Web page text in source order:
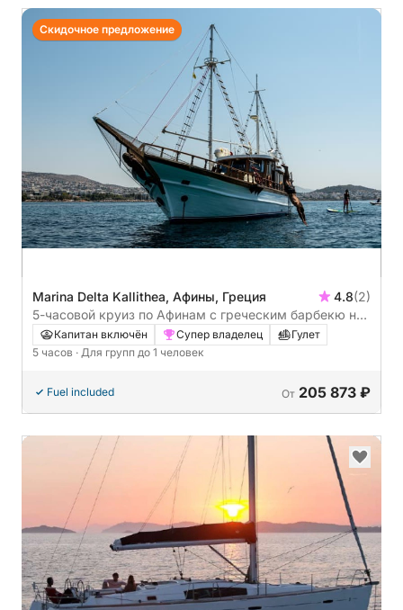
Marina Delta Kallithea, Афины, Греция 4.8(2)
5-часовой круиз по Афинам с греческим барбекю на
борту | Пакет «все включено»
Капитан включён Супер владелец
Гулет
5 часов · Для групп до 1 человек
Fuel included От 205 873 ₽
Скидочное предложение